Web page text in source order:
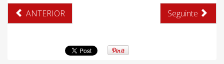
ANTERIOR Seguinte